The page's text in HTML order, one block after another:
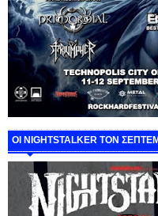
ΟΙ NIGHTSTALKER ΤΟΝ